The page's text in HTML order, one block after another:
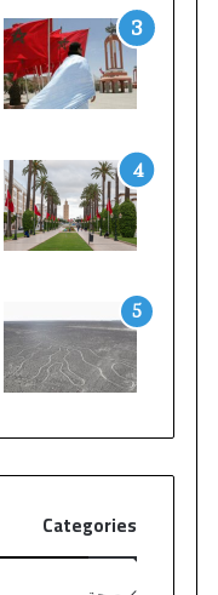
Categories